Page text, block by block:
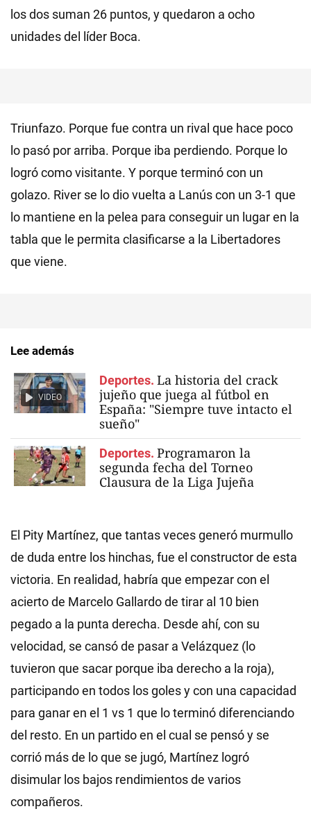
los dos suman 26 puntos, y quedaron a ocho
unidades del líder Boca.
Triunfazo. Porque fue contra un rival que hace poco
lo pasó por arriba. Porque iba perdiendo. Porque lo
logró como visitante. Y porque terminó con un
golazo. River se lo dio vuelta a Lanús con un 3-1 que
lo mantiene en la pelea para conseguir un lugar en la
tabla que le permita clasificarse a la Libertadores
que viene.
Lee además
VIDEO
Deportes. La historia del crack
jujeño que juega al fútbol en
España: "Siempre tuve intacto el
sueño"
Deportes. Programaron la
segunda fecha del Torneo
Clausura de la Liga Jujeña
El Pity Martínez, que tantas veces generó murmullo
de duda entre los hinchas, fue el constructor de esta
victoria. En realidad, habría que empezar con el
acierto de Marcelo Gallardo de tirar al 10 bien
pegado a la punta derecha. Desde ahí, con su
velocidad, se cansó de pasar a Velázquez (lo
tuvieron que sacar porque iba derecho a la roja),
participando en todos los goles y con una capacidad
para ganar en el 1 vs 1 que lo terminó diferenciando
del resto. En un partido en el cual se pensó y se
corrió más de lo que se jugó, Martínez logró
disimular los bajos rendimientos de varios
compañeros.